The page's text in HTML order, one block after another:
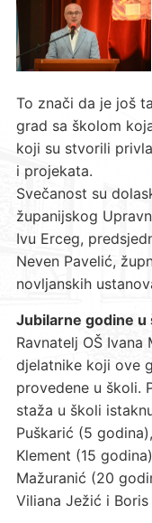
To znači da je još
grad sa školom
koji su stvorili
i projekata.
Svečanost su
županijskog
Ivu Erceg,
Neven Pavelić,
novljanskih
Jubilarne godine u
Ravnatelj OŠ
djelatnike koji ove
provedene u školi.
staža u školi
Puškarić (5
Klement (15
Mažuranić (20
Viliana Ježić i